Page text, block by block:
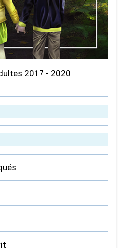
2017 - 2020